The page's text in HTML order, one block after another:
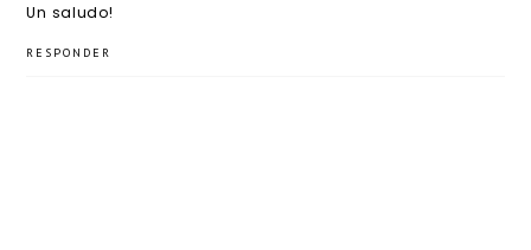
Un saludo!
RESPONDER